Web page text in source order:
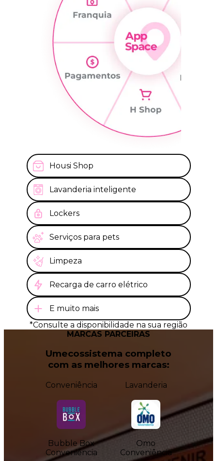
Housi Shop
Lavanderia inteligente
Lockers
Serviços para pets
Limpeza
Recarga de carro elétrico
E muito mais
*Consulte a disponibilidade na sua região
MARCAS PARCEIRAS
Umecossistema completo
com as melhores marcas:
Conveniência
Bubble Box
Lavanderia
Omo
Conveniência
Conveniência